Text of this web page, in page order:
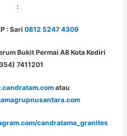
:
: Sari 0812 5247 4309
Bukit Permai A8 Kota Kediri
7411201
atau
candratama_granites